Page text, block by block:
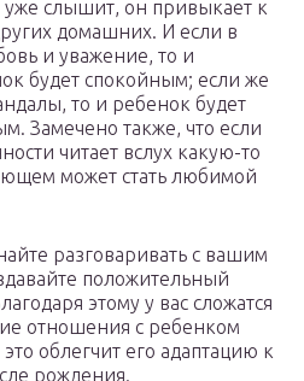
уже слышит, он привыкает к
домашних. И если в
и уважение, то и
будет спокойным; если же
то и ребенок будет
Замечено также, что если
читает вслух какую-то
может стать любимой
разговаривать с вашим
положительный
этому у вас сложатся
отношения с ребенком
облегчит его адаптацию к
рождения.